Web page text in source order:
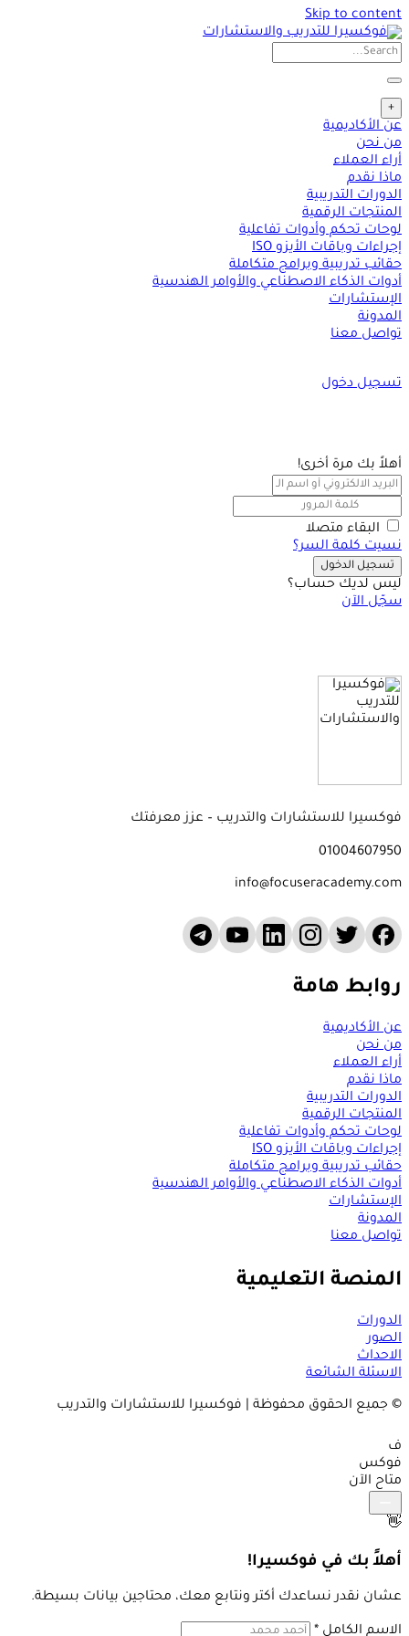
Skip to content
+
عن الأكاديمية
من نحن
أراء العملاء
ماذا نقدم
الدورات التدريبية
المنتجات الرقمية
لوحات تحكم وأدوات تفاعلية
إجراءات وباقات الأيزو ISO
حقائب تدريبية وبرامج متكاملة
أدوات الذكاء الاصطناعي والأوامر الهندسية
الإستشارات
المدونة
تواصل معنا
تسجيل دخول
أهلاً بك مرة أخرى!
البقاء متصلا
نسيت كلمة السر؟
تسجيل الدخول
ليس لديك حساب؟
سجّل الآن
فوكسيرا للاستشارات والتدريب – عزز معرفتك
01004607950
info@focuseracademy.com
روابط هامة
عن الأكاديمية
من نحن
أراء العملاء
ماذا نقدم
الدورات التدريبية
المنتجات الرقمية
لوحات تحكم وأدوات تفاعلية
إجراءات وباقات الأيزو ISO
حقائب تدريبية وبرامج متكاملة
أدوات الذكاء الاصطناعي والأوامر الهندسية
الإستشارات
المدونة
تواصل معنا
المنصة التعليمية
الدورات
الصور
الاحداث
الاسئلة الشائعة
© جميع الحقوق محفوظة | فوكسيرا للاستشارات والتدريب
ف
فوكس
متاح الآن
👋
أهلاً بك في فوكسيرا!
عشان نقدر نساعدك أكتر ونتابع معك، محتاجين بيانات بسيطة.
الاسم الكامل *